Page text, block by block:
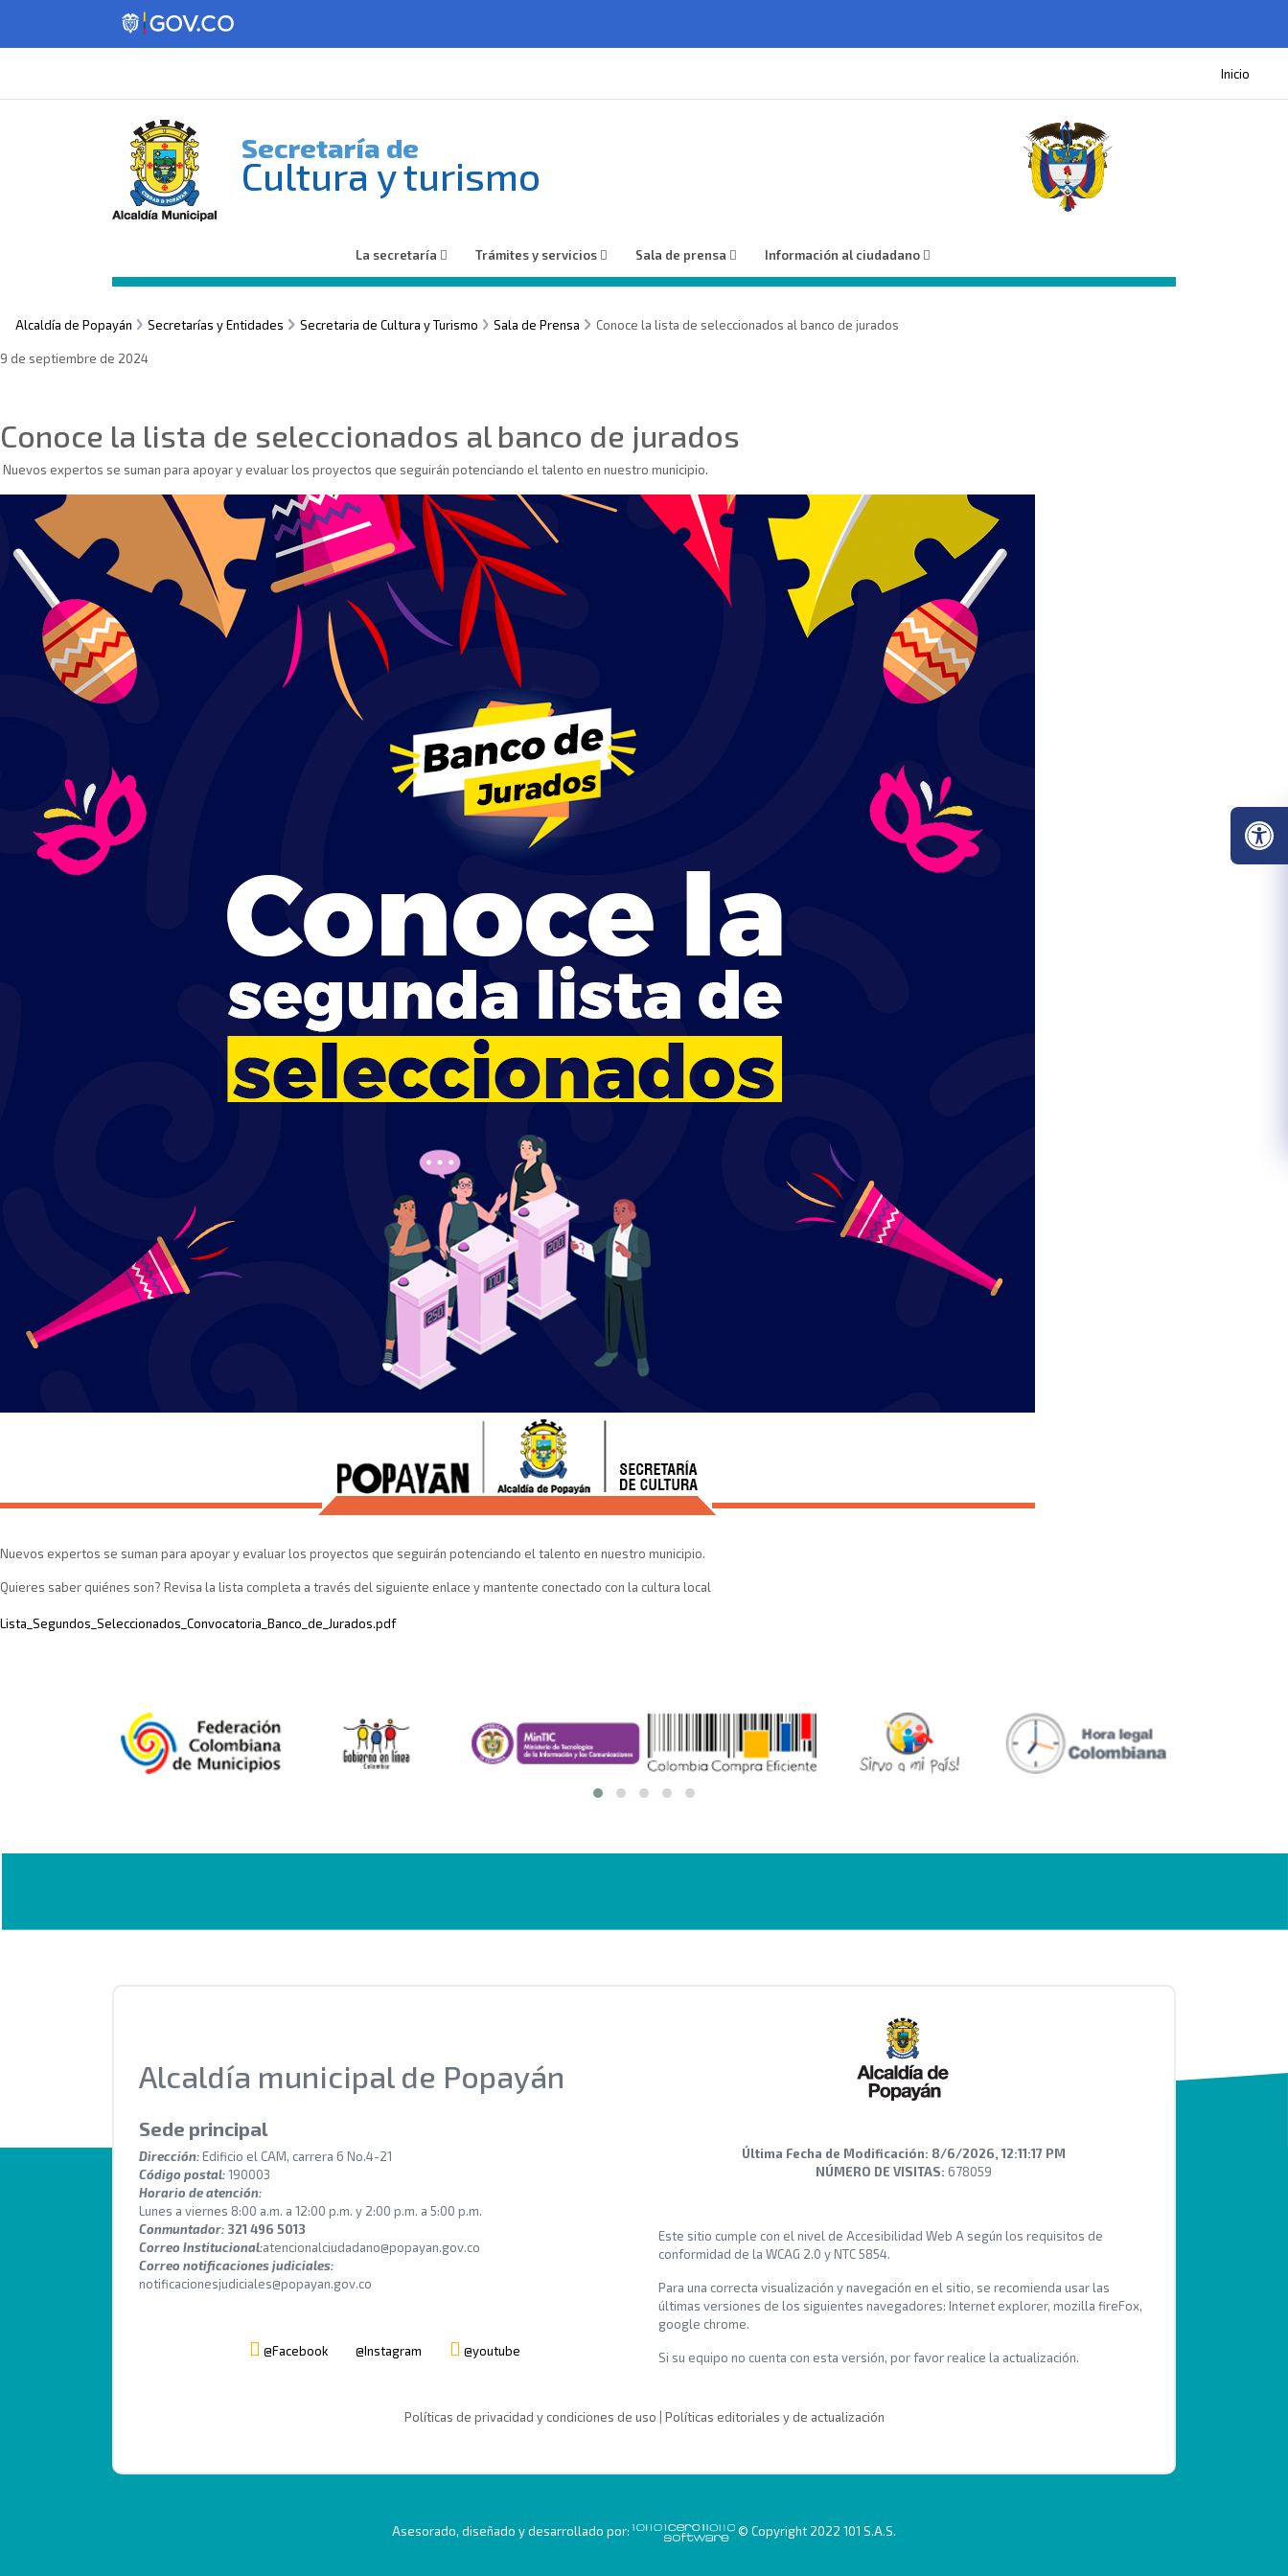
Inicio
Secretaría de
Cultura y turismo
La secretaría Trámites y servicios Sala de prensa Información al ciudadano
Alcaldía de Popayán Secretarías y Entidades Secretaria de Cultura y Turismo Sala de Prensa Conoce la lista de seleccionados al banco de jurados
9 de septiembre de 2024
Conoce la lista de seleccionados al banco de jurados
Nuevos expertos se suman para apoyar y evaluar los proyectos que seguirán potenciando el talento en nuestro municipio.
​Nuevos expertos se suman para apoyar y evaluar los proyectos que seguirán potenciando el talento en nuestro municipio.
Quieres saber quiénes son? Revisa la lista completa a través del siguiente enlace y mantente conectado con la cultura local
Lista_Segundos_Seleccionados_Convocatoria_Banco_de_Jurados.pdf
Alcaldía municipal de Popayán
Sede principal
Dirección: Edificio el CAM, carrera 6 No.4-21
Código postal:190003
Horario de atención:
Lunes a viernes 8:00 a.m. a 12:00 p.m. y 2:00 p.m. a 5:00 p.m.
Conmuntador: 321 496 5013
Correo Institucional:atencionalciudadano@popayan.gov.co
Correo notificaciones judiciales:
notificacionesjudiciales@popayan.gov.co
@Facebook @Instagram @youtube
Última Fecha de Modificación: 8/6/2026, 12:11:17 PM
NÚMERO DE VISITAS: 678059
Este sitio cumple con el nivel de Accesibilidad Web A según los requisitos de
conformidad de la WCAG 2.0 y NTC 5854.
Para una correcta visualización y navegación en el sitio, se recomienda usar las
últimas versiones de los siguientes navegadores: Internet explorer, mozilla fireFox,
google chrome.
Si su equipo no cuenta con esta versión, por favor realice la actualización.
Políticas de privacidad y condiciones de uso Políticas editoriales y de actualización
Asesorado, diseñado y desarrollado por: © Copyright 2022 101 S.A.S.